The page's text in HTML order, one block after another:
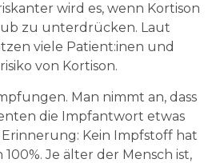
wird es, wenn Kortison
zu unterdrücken. Laut
viele Patient:inen und
von Kortison.
Man nimmt an, dass
die Impfantwort etwas
Kein Impfstoff hat
Je älter der Mensch ist,